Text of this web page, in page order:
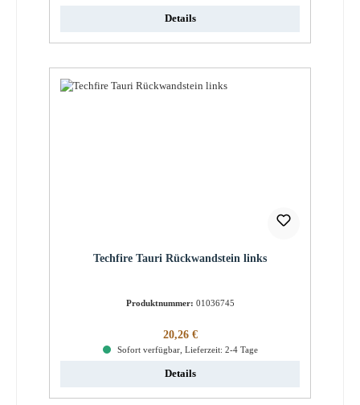
Details
Techfire Tauri Rückwandstein links
Produktnummer: 01036745
Regulärer Preis:
20,26 €
Sofort verfügbar, Lieferzeit: 2-4 Tage
Details